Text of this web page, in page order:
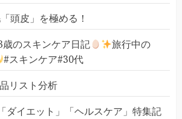
頭皮」を極める！
歳のスキンケア日記
旅行中の
#スキンケア#30代
リスト分析
イエット」「ヘルスケア」特集記